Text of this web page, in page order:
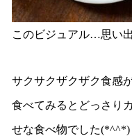
このビジュアル…思い
サクサクザクザク食感
食べてみるとどっさり
せな食べ物でした(*^^*)